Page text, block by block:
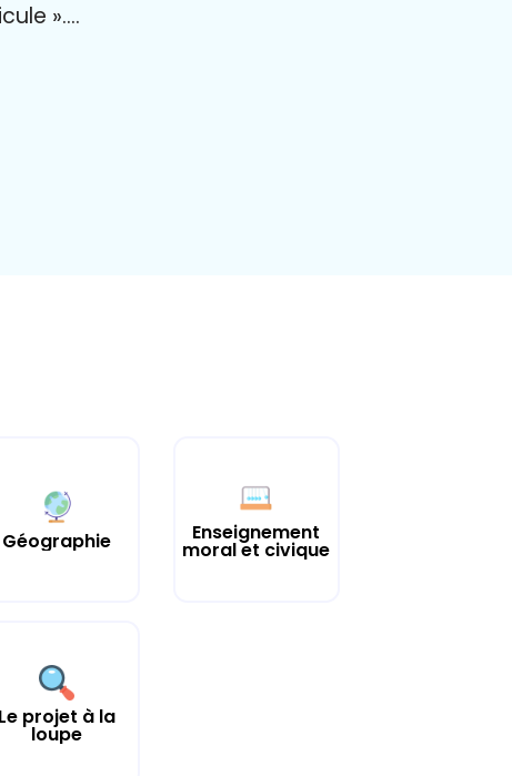
»….
Géographie Enseignement
moral et civique
Le projet à la
loupe